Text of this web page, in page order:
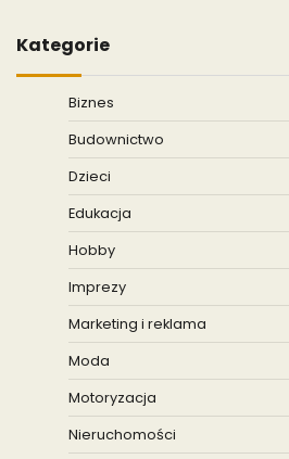
Kategorie
Biznes
Budownictwo
Dzieci
Edukacja
Hobby
Imprezy
Marketing i reklama
Moda
Motoryzacja
Nieruchomości